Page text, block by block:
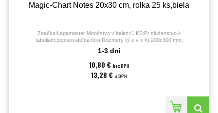
Magic-Chart Notes 20x30 cm, rolka 25 ks,biela
Značka:Legamaster;Množstvo v balení:1 KS;Príslušenstvo k
tabuliam:popisovateľná fólia;Rozmery (š x v x h):200x300 mm;
1-3 dni
10,80 € bez DPH
13,28 € s DPH